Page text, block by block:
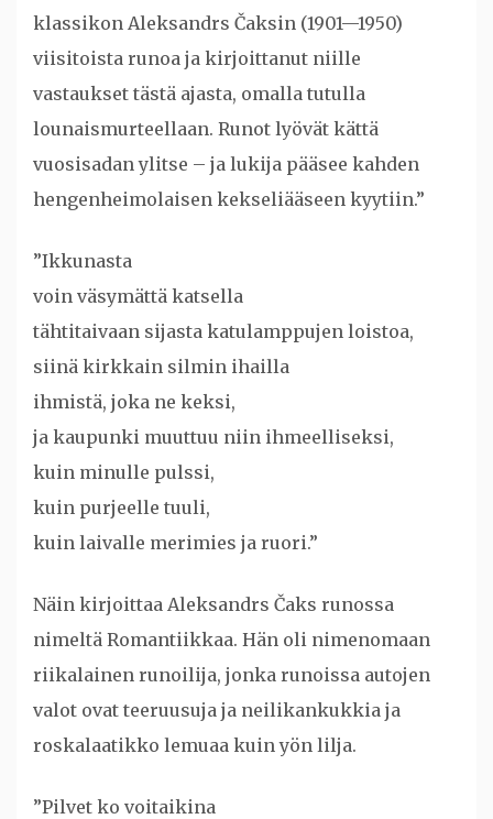
klassikon Aleksandrs Čaksin (1901—1950)
viisitoista runoa ja kirjoittanut niille
vastaukset tästä ajasta, omalla tutulla
lounaismurteellaan. Runot lyövät kättä
vuosisadan ylitse – ja lukija pääsee kahden
hengenheimolaisen kekseliääseen kyytiin.”
”Ikkunasta
voin väsymättä katsella
tähtitaivaan sijasta katulamppujen loistoa,
siinä kirkkain silmin ihailla
ihmistä, joka ne keksi,
ja kaupunki muuttuu niin ihmeelliseksi,
kuin minulle pulssi,
kuin purjeelle tuuli,
kuin laivalle merimies ja ruori.”
Näin kirjoittaa Aleksandrs Čaks runossa
nimeltä Romantiikkaa. Hän oli nimenomaan
riikalainen runoilija, jonka runoissa autojen
valot ovat teeruusuja ja neilikankukkia ja
roskalaatikko lemuaa kuin yön lilja.
”Pilvet ko voitaikina